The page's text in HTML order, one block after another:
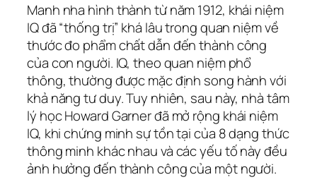
Manh nha hình thành từ năm 1912, khái niệm
IQ đã “thống trị” khá lâu trong quan niệm về
thước đo phẩm chất dẫn đến thành công
của con người. IQ, theo quan niệm phổ
thông, thường được mặc định song hành với
khả năng tư duy. Tuy nhiên, sau này, nhà tâm
lý học Howard Garner đã mở rộng khái niệm
IQ, khi chứng minh sự tồn tại của 8 dạng thức
thông minh khác nhau và các yếu tố này đều
ảnh hưởng đến thành công của một người.